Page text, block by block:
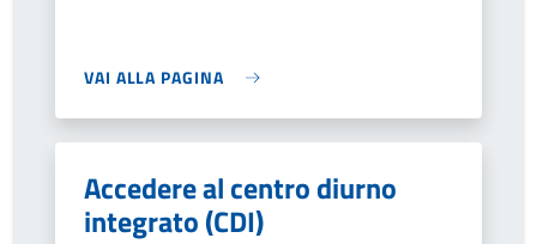
VAI ALLA PAGINA
Accedere al centro diurno
integrato (CDI)